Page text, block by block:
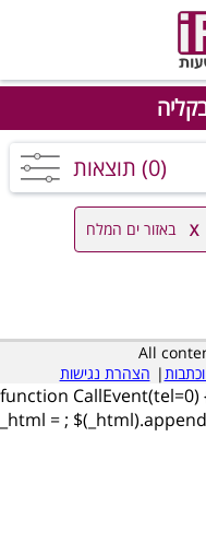
(0) תוצאות
באזור ים המלח
All
| הצהרת נגישות
function
_html = ;